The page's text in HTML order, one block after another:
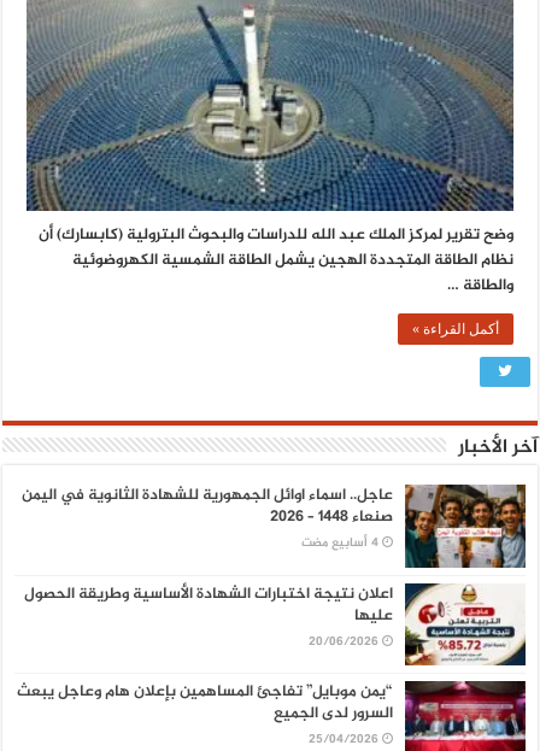
وضح تقرير لمركز الملك عبد الله للدراسات والبحوث البترولية (كابسارك) أن
نظام الطاقة المتجددة الهجين يشمل الطاقة الشمسية الكهروضوئية
والطاقة …
أكمل القراءة »
آخر الأخبار
عاجل.. اسماء اوائل الجمهورية للشهادة الثانوية في اليمن
صنعاء 1448 – 2026
اعلان نتيجة اختبارات الشهادة الأساسية وطريقة الحصول
عليها
20/06/2026
“يمن موبايل” تفاجئ المساهمين بإعلان هام وعاجل يبعث
السرور لدى الجميع
25/04/2026